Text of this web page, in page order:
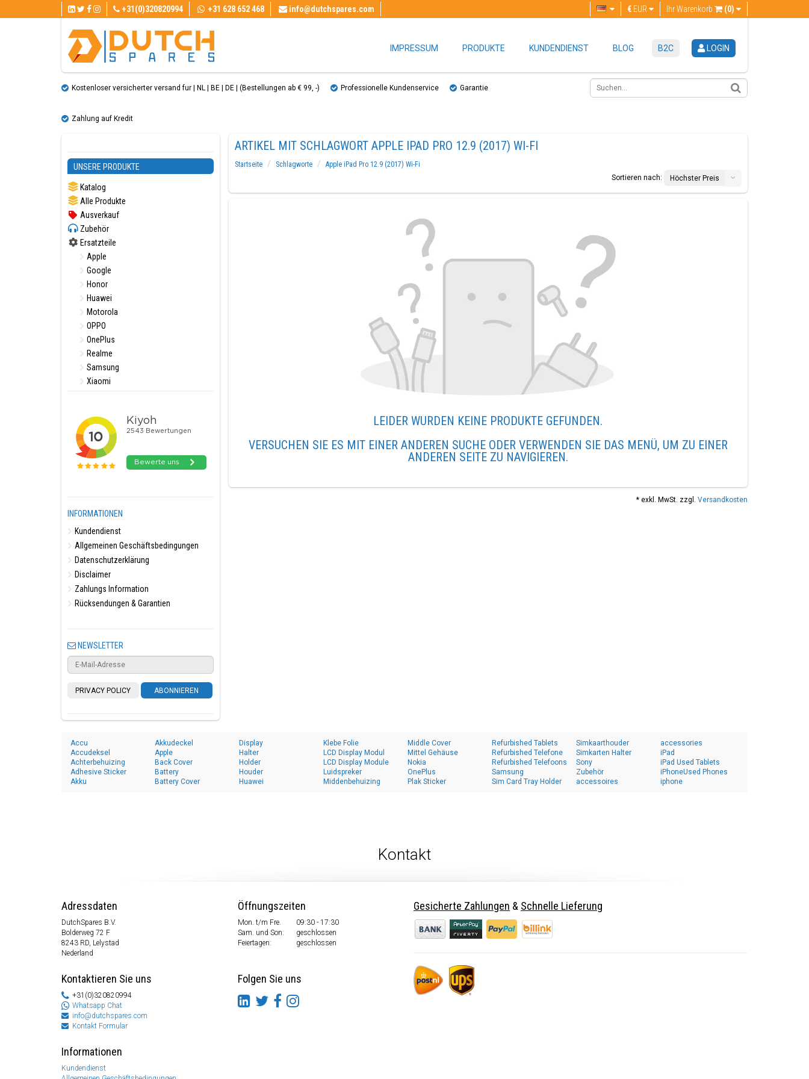
+31(0)320820994 +31 628 652 468 info@dutchspares.com Ihr Warenkorb (0)
€ EUR
IMPRESSUM PRODUKTE KUNDENDIENST BLOG B2C LOGIN
Kostenloser versicherter versand fur | NL | BE | DE | (Bestellungen ab € 99, ​​-) Professionelle Kundenservice Garantie
Zahlung auf Kredit
UNSERE PRODUKTE
Katalog
Alle Produkte
Ausverkauf
Zubehör
Ersatzteile
Apple
Google
Honor
Huawei
Motorola
OPPO
OnePlus
Realme
Samsung
Xiaomi
INFORMATIONEN
Kundendienst
Allgemeinen Geschäftsbedingungen
Datenschutzerklärung
Disclaimer
Zahlungs Information
Rücksendungen & Garantien
NEWSLETTER
PRIVACY POLICY ABONNIEREN
ARTIKEL MIT SCHLAGWORT APPLE IPAD PRO 12.9 (2017) WI-FI
Startseite Schlagworte
Apple iPad Pro 12.9 (2017) Wi-Fi
Sortieren nach:
Höchster Preis
LEIDER WURDEN KEINE PRODUKTE GEFUNDEN.
VERSUCHEN SIE ES MIT EINER ANDEREN SUCHE ODER VERWENDEN SIE DAS MENÜ, UM ZU EINER
ANDEREN SEITE ZU NAVIGIEREN.
* exkl. MwSt. zzgl. Versandkosten
Accu
Accudeksel
Achterbehuizing
Adhesive Sticker
Akku
Akkudeckel
Apple
Back Cover
Battery
Battery Cover
Display
Halter
Holder
Houder
Huawei
Klebe Folie
LCD Display Modul
LCD Display Module
Luidspreker
Middenbehuizing
Middle Cover
Mittel Gehäuse
Nokia
OnePlus
Plak Sticker
Refurbished Tablets
Refurbished Telefone
Refurbished Telefoons
Samsung
Sim Card Tray Holder
Simkaarthouder
Simkarten Halter
Sony
Zubehör
accessoires
accessories
iPad
iPad Used Tablets
iPhoneUsed Phones
iphone
Kontakt
Adressdaten
DutchSpares B.V.
Bolderweg 72 F
8243 RD, Lelystad
Nederland
Kontaktieren Sie uns
+31(0)320820994
Whatsapp Chat
info@dutchspares.com
Kontakt Formular
Informationen
Kundendienst
Öffnungszeiten
Mon. t/m Fre.
09:30 - 17:30
Sam. und Son.
geschlossen
Feiertagen:
geschlossen
Folgen Sie uns
Gesicherte Zahlungen & Schnelle Lieferung